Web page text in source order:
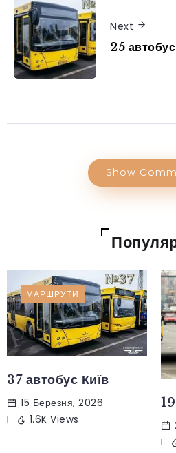
Next
25
Show
МАРШРУТИ
37 автобус Київ
15 Березня, 2026
1.6K Views